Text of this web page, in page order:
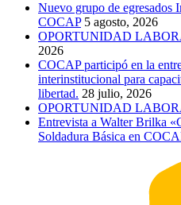
Nuevo grupo de egresados
COCAP 5 agosto, 2026
OPORTUNIDAD
2026
COCAP participó en la
interinstitucional para
libertad. 28 julio, 2026
OPORTUNIDAD
Entrevista a Walter Brilka
Soldadura Básica en